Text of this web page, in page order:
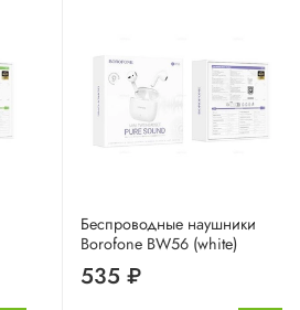
Беспроводные наушники
Borofone BW56 (white)
535 ₽